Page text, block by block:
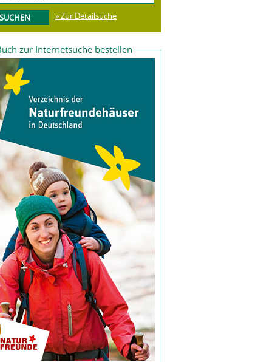
» Zur Detailsuche
zur Internetsuche bestellen